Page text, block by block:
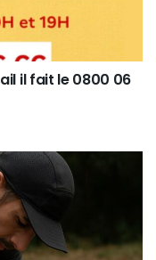
il fait le 0800 06